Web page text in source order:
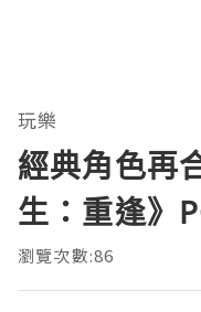
玩樂
經典角色再
生：重逢》
瀏覽次數:86